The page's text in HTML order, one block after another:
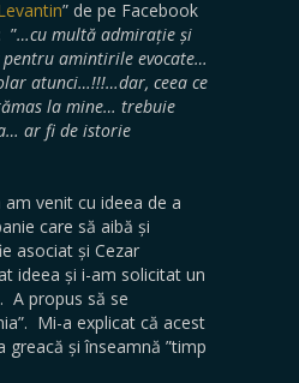
” de pe Facebook
”…cu multă admirație și
amintirile evocate…
atunci…!!!…dar, ceea ce
la mine… trebuie
ar fi de istorie
venit cu ideea de a
care să aibă și
asociat și Cezar
ideea și i-am solicitat un
A propus să se
Mi-a explicat că acest
greacă și înseamnă ”timp